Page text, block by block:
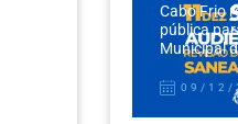
Cabo Frio
pública
Municipal
09/12/